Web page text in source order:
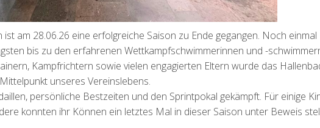
am 28.06.26 eine erfolgreiche Saison zu Ende gegangen. Noch einmal
bis zu den erfahrenen Wettkampfschwimmerinnen und -
Kampfrichtern sowie vielen engagierten Eltern wurde das
unseres Vereinslebens.
persönliche Bestzeiten und den Sprintpokal gekämpft. Für einige
konnten ihr Können ein letztes Mal in dieser Saison unter Beweis